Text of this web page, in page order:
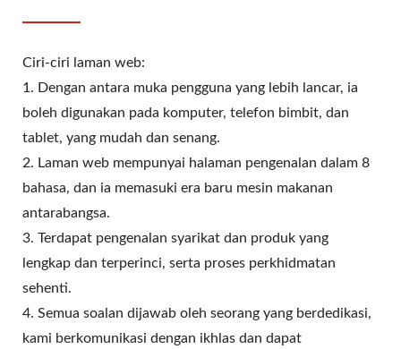
Ciri-ciri laman web:
1. Dengan antara muka pengguna yang lebih lancar, ia
boleh digunakan pada komputer, telefon bimbit, dan
tablet, yang mudah dan senang.
2. Laman web mempunyai halaman pengenalan dalam 8
bahasa, dan ia memasuki era baru mesin makanan
antarabangsa.
3. Terdapat pengenalan syarikat dan produk yang
lengkap dan terperinci, serta proses perkhidmatan
sehenti.
4. Semua soalan dijawab oleh seorang yang berdedikasi,
kami berkomunikasi dengan ikhlas dan dapat